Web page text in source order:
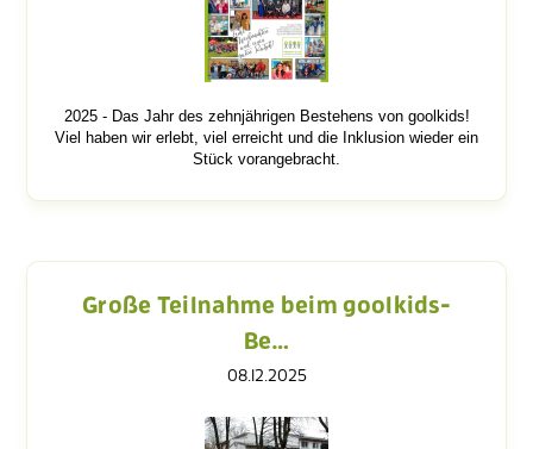
2025 - Das Jahr des zehnjährigen Bestehens von goolkids!
Viel haben wir erlebt, viel erreicht und die Inklusion wieder ein
Stück vorangebracht.
Große Teilnahme beim goolkids-
Be…
08.12.2025